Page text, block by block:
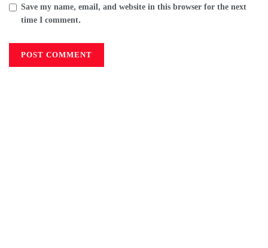
Save my name, email, and website in this browser for the next
time I comment.